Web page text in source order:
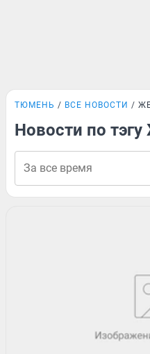
ТЮМЕНЬ ВСЕ НОВОСТИ
Новости по